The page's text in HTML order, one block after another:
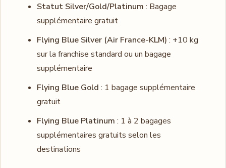
Statut Silver/Gold/Platinum : Bagage
supplémentaire gratuit
Flying Blue Silver (Air France-KLM) : +10 kg
sur la franchise standard ou un bagage
supplémentaire
Flying Blue Gold : 1 bagage supplémentaire
gratuit
Flying Blue Platinum : 1 à 2 bagages
supplémentaires gratuits selon les
destinations